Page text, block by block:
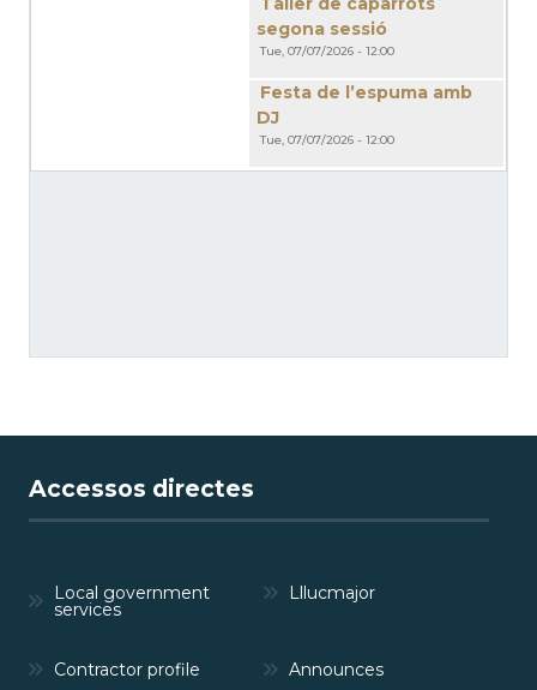
segona sessió
Tue, 07/07/2026 - 12:00
Festa de l’espuma amb
DJ
Tue, 07/07/2026 - 12:00
Accessos directes
Local government
services
Lllucmajor
Contractor profile Announces